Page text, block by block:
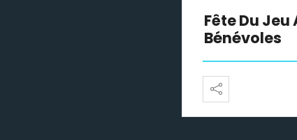
Fête Du Jeu
Bénévoles